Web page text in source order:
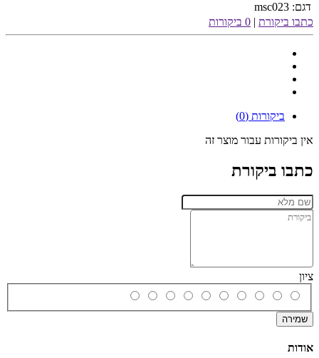
דגם: msc023
כתבו ביקורת | 0 ביקורות
ביקורות (0)
אין ביקורות עבור מוצר זה
כתבו ביקורת
ציון
שמירה
אודות